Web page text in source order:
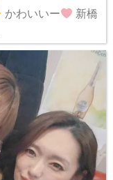
かわいいー
新橋